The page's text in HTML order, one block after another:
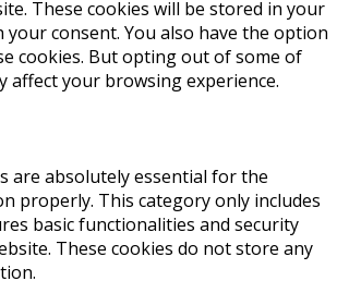
These cookies will be stored in your
consent. You also have the option
cookies. But opting out of some of
affect your browsing experience.
are absolutely essential for the
properly. This category only includes
basic functionalities and security
These cookies do not store any